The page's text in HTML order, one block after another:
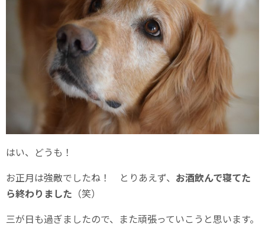
はい、どうも！
お正月は強敵でしたね！ とりあえず、 お酒飲んで寝てた
ら終わりました （笑）
三が日も過ぎましたので、また頑張っていこうと思います。